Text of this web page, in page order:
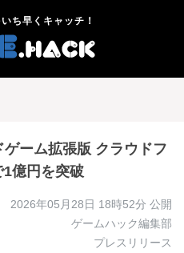
ち早くキャッチ！
ーム拡張版 クラウドフ
1億円を突破
2026年05月28日 18時52分 公開
ゲームハック編集部
プレスリリース